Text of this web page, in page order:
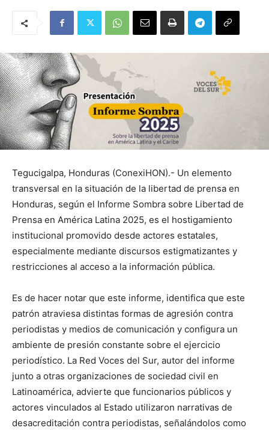
Tegucigalpa, Honduras (ConexiHON).- Un elemento
transversal en la situación de la libertad de prensa en
Honduras, según el Informe Sombra sobre Libertad de
Prensa en América Latina 2025, es el hostigamiento
institucional promovido desde actores estatales,
especialmente mediante discursos estigmatizantes y
restricciones al acceso a la información pública.
Es de hacer notar que este informe, identifica que este
patrón atraviesa distintas formas de agresión contra
periodistas y medios de comunicación y configura un
ambiente de presión constante sobre el ejercicio
periodístico. La Red Voces del Sur, autor del informe
junto a otras organizaciones de sociedad civil en
Latinoamérica, advierte que funcionarios públicos y
actores vinculados al Estado utilizaron narrativas de
desacreditación contra periodistas, señalándolos como